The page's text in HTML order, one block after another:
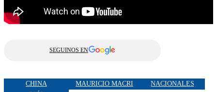
SEGUINOS EN
CHINA MAURICIO MACRI
NACIONALES